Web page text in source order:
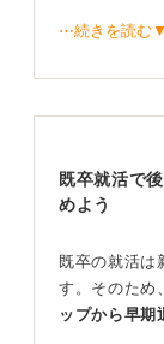
上記から見て
め、ボーナス
れていること
います。
たとえば「
年間で4.5カ
季の年2回に
⋯続きを読む▼
既卒就活で
めよう
既卒の就活は
す。そのため
ップから早期